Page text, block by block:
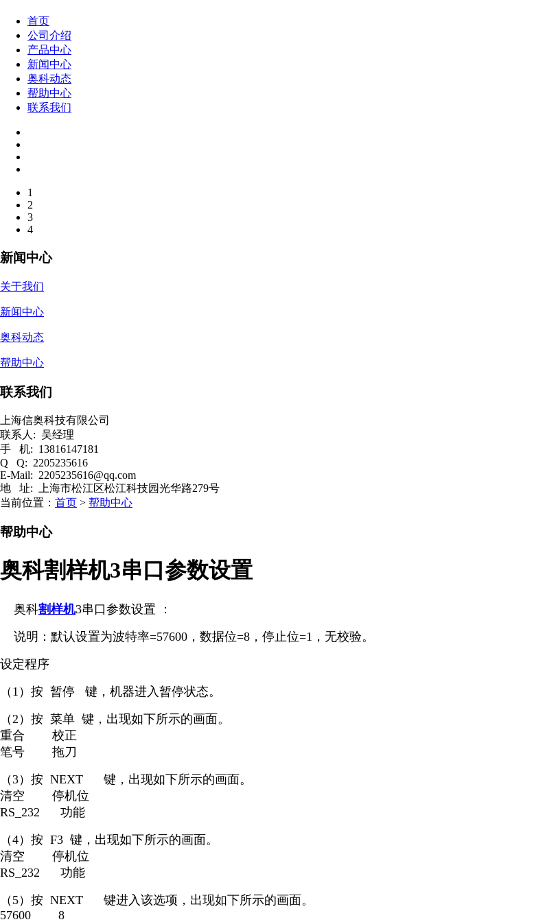
首页
公司介绍
产品中心
新闻中心
奥科动态
帮助中心
联系我们
1
2
3
4
新闻中心
关于我们
新闻中心
奥科动态
帮助中心
联系我们
上海信奥科技有限公司
联系人: 吴经理
手 机: 13816147181
Q Q: 2205235616
E-Mail: 2205235616@qq.com
地 址: 上海市松江区松江科技园光华路279号
当前位置： 首页 > 帮助中心
帮助中心
奥科割样机3串口参数设置
奥科割样机3串口参数设置 ：
说明：默认设置为波特率=57600，数据位=8，停止位=1，无校验。
设定程序
（1）按 暂停 键，机器进入暂停状态。
（2）按 菜单 键，出现如下所示的画面。
重合 校正
笔号 拖刀
（3）按 NEXT 键，出现如下所示的画面。
清空 停机位
RS_232 功能
（4）按 F3 键，出现如下所示的画面。
清空 停机位
RS_232 功能
（5）按 NEXT 键进入该选项，出现如下所示的画面。
57600 8